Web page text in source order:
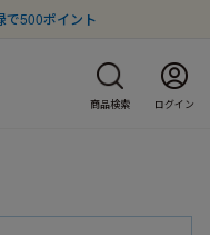
で500ポイント
商品検索 ログイン